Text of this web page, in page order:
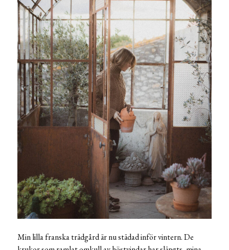
Min lilla franska trädgård är nu städad inför vintern. De